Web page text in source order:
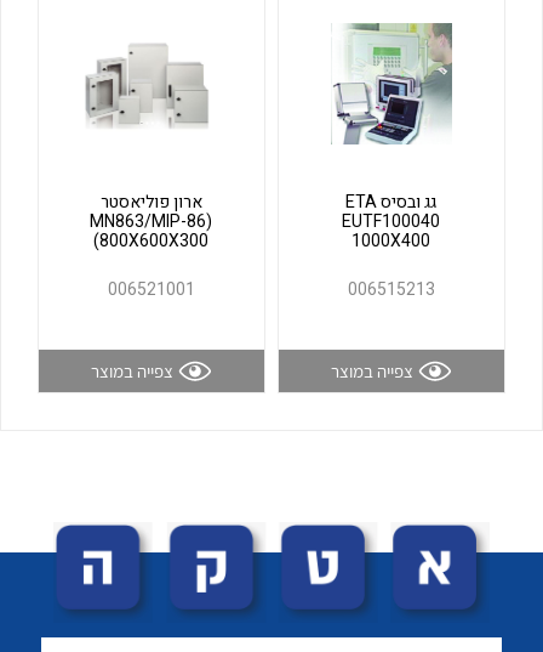
לכל מוצרי היצרן לכל מוצרי היצרן
גג ובסיס ETA
EUTF100040
1000X400
006515213
צפייה במוצר
ארון פוליאסטר
(MN863/MIP-86
(800X600X300
006521001
צפייה במוצר